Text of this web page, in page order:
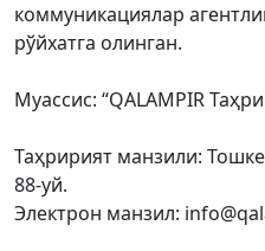
коммуникациялар
рўйхатга олинган.
Муассис: “QALAMPIR
Таҳририят манзили:
88-уй.
Электрон манзил: